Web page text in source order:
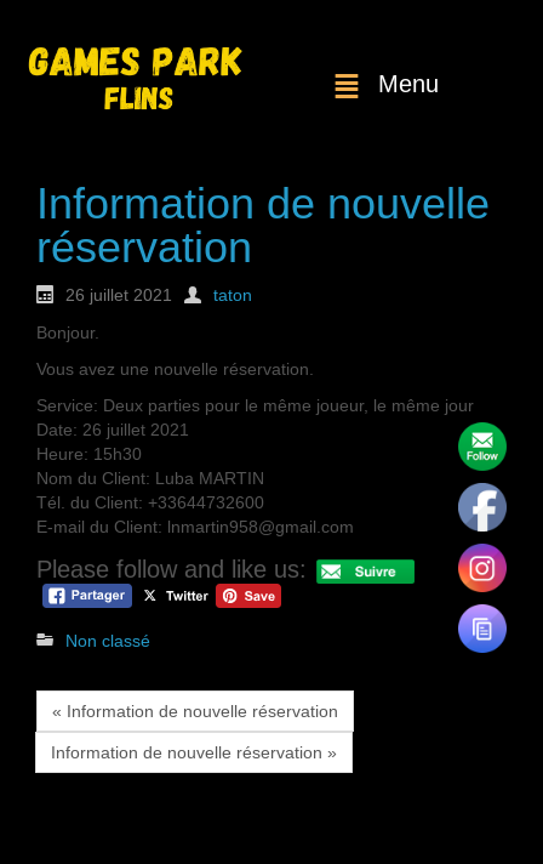
Menu
Information de nouvelle
réservation
26 juillet 2021
taton
Bonjour.
Vous avez une nouvelle réservation.
Service: Deux parties pour le même joueur, le même jour
Date: 26 juillet 2021
Heure: 15h30
Nom du Client: Luba MARTIN
Tél. du Client: +33644732600
E-mail du Client: lnmartin958@gmail.com
Please follow and like us:
Non classé
« Information de nouvelle réservation
Information de nouvelle réservation »